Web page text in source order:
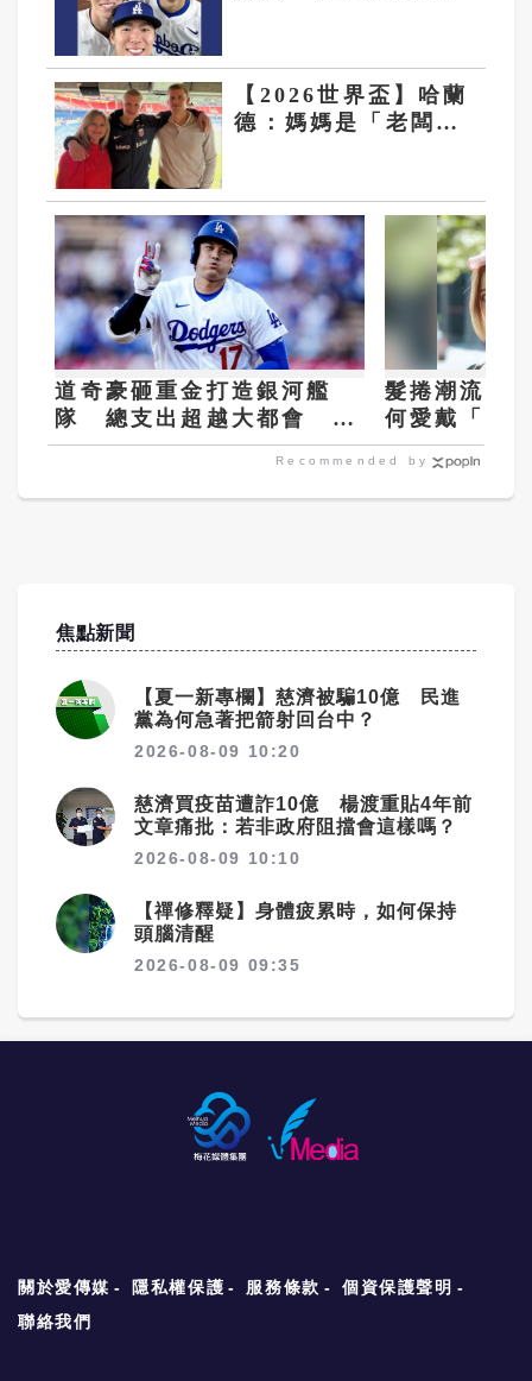
【2026世界盃】哈蘭
德：媽媽是「老闆」
道奇豪砸重金打造銀河艦
隊 總支出超越大都會 躍
居MLB第一豪門
髮捲潮流席
何愛戴「髮
Recommended by
焦點新聞
【夏一新專欄】慈濟被騙10億 民進
黨為何急著把箭射回台中？
2026-08-09 10:20
慈濟買疫苗遭詐10億 楊渡重貼4年前
文章痛批：若非政府阻擋會這樣嗎？
2026-08-09 10:10
【禪修釋疑】身體疲累時，如何保持
頭腦清醒
2026-08-09 09:35
關於愛傳媒 隱私權保護 服務條款
個資保護聲明
聯絡我們